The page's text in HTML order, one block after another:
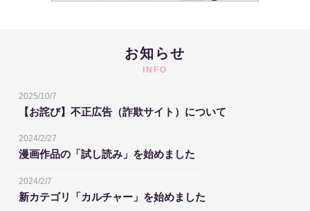
お知らせ
INFO
2025/10/7
【お詫び】不正広告（詐欺サイト）について
2024/2/27
漫画作品の「試し読み」を始めました
2024/2/7
新カテゴリ「カルチャー」を始めました